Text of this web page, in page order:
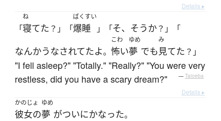
Details ▸
「
ね
寝てた ？」「
ばくすい
爆睡 」「そ、そうか？」「
なんかうなされてたよ。
こわ
怖い
ゆめ
夢 でも
み
見てた ？」
"I fell asleep?" "Totally." "Really?" "You were very
restless, did you have a scary dream?"
— Tatoeba
Details ▸
かのじょ
彼女の
ゆめ
夢 がついにかなった。